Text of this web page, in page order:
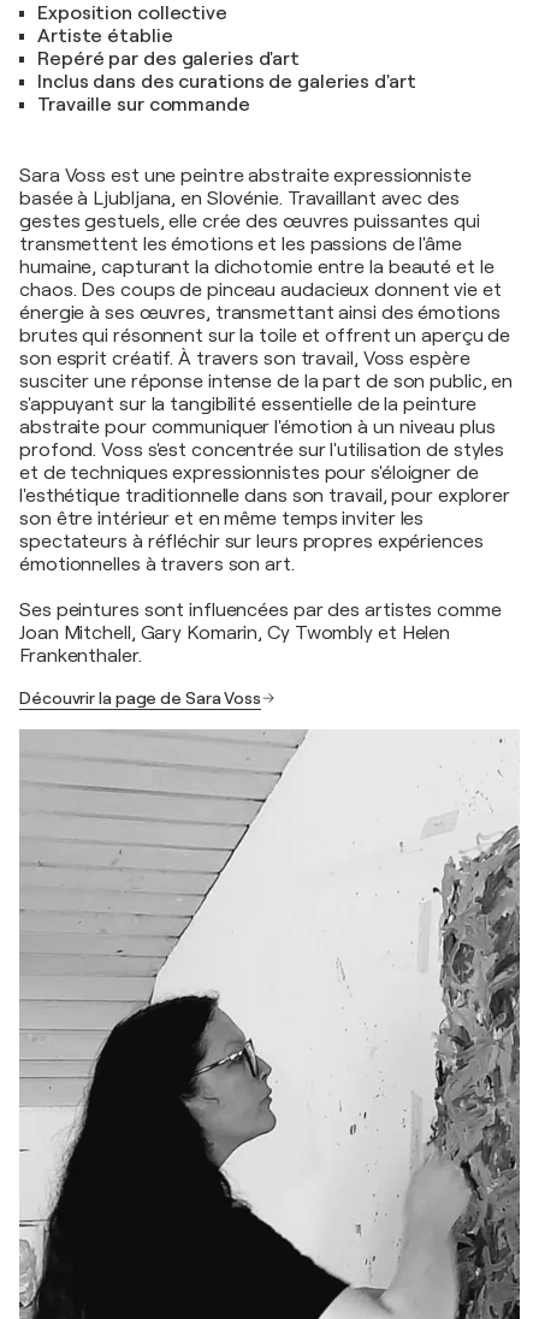
Exposition collective
Artiste établie
Repéré par des galeries d'art
Inclus dans des curations de galeries d'art
Travaille sur commande
Sara Voss est une peintre abstraite expressionniste
basée à Ljubljana, en Slovénie. Travaillant avec des
gestes gestuels, elle crée des œuvres puissantes qui
transmettent les émotions et les passions de l'âme
humaine, capturant la dichotomie entre la beauté et le
chaos. Des coups de pinceau audacieux donnent vie et
énergie à ses œuvres, transmettant ainsi des émotions
brutes qui résonnent sur la toile et offrent un aperçu de
son esprit créatif. À travers son travail, Voss espère
susciter une réponse intense de la part de son public, en
s'appuyant sur la tangibilité essentielle de la peinture
abstraite pour communiquer l'émotion à un niveau plus
profond. Voss s'est concentrée sur l'utilisation de styles
et de techniques expressionnistes pour s'éloigner de
l'esthétique traditionnelle dans son travail, pour explorer
son être intérieur et en même temps inviter les
spectateurs à réfléchir sur leurs propres expériences
émotionnelles à travers son art.
Ses peintures sont influencées par des artistes comme
Joan Mitchell, Gary Komarin, Cy Twombly et Helen
Frankenthaler.
Découvrir la page de Sara Voss